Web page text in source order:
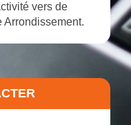
vers de
Arrondissement.